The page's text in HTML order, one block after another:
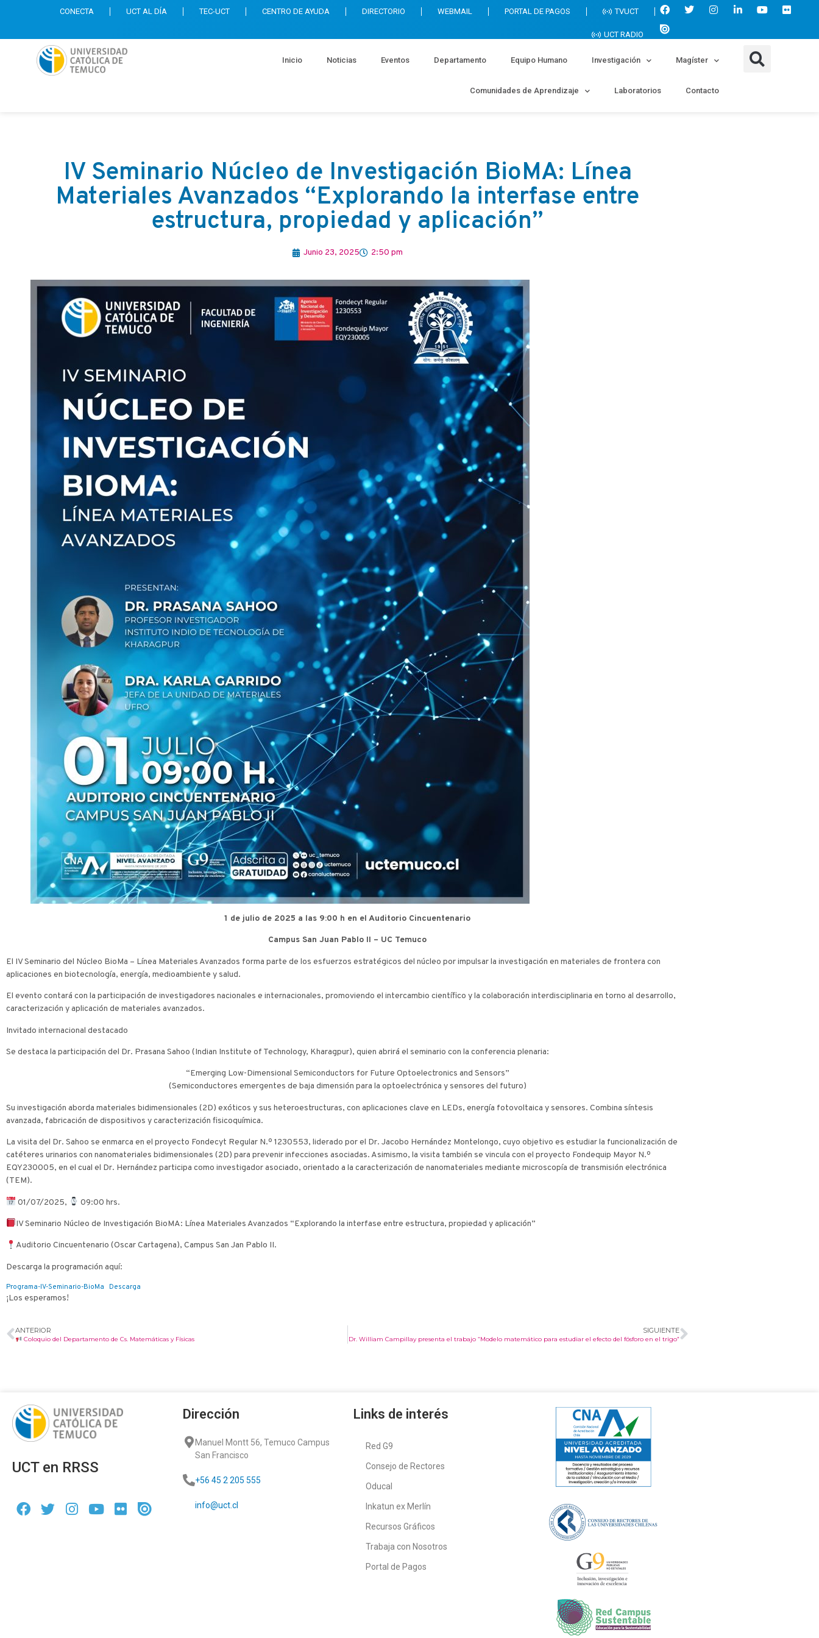
CONECTA UCT AL DÍA TEC-UCT CENTRO DE AYUDA DIRECTORIO WEBMAIL PORTAL DE PAGOS TVUCT
UCT RADIO
Inicio Noticias Eventos Departamento Equipo Humano Investigación Magíster
Comunidades de Aprendizaje Laboratorios Contacto
IV Seminario Núcleo de Investigación BioMA: Línea
Materiales Avanzados “Explorando la interfase entre
estructura, propiedad y aplicación”
Junio 23, 2025 2:50 pm
1 de julio de 2025 a las 9:00 h en el Auditorio Cincuentenario
Campus San Juan Pablo II – UC Temuco
El IV Seminario del Núcleo BioMa – Línea Materiales Avanzados forma parte de los esfuerzos estratégicos del núcleo por impulsar la investigación en materiales de frontera con
aplicaciones en biotecnología, energía, medioambiente y salud.
El evento contará con la participación de investigadores nacionales e internacionales, promoviendo el intercambio científico y la colaboración interdisciplinaria en torno al desarrollo,
caracterización y aplicación de materiales avanzados.
Invitado internacional destacado
Se destaca la participación del Dr. Prasana Sahoo (Indian Institute of Technology, Kharagpur), quien abrirá el seminario con la conferencia plenaria:
“Emerging Low-Dimensional Semiconductors for Future Optoelectronics and Sensors”
(Semiconductores emergentes de baja dimensión para la optoelectrónica y sensores del futuro)
Su investigación aborda materiales bidimensionales (2D) exóticos y sus heteroestructuras, con aplicaciones clave en LEDs, energía fotovoltaica y sensores. Combina síntesis
avanzada, fabricación de dispositivos y caracterización fisicoquímica.
La visita del Dr. Sahoo se enmarca en el proyecto Fondecyt Regular N.º 1230553, liderado por el Dr. Jacobo Hernández Montelongo, cuyo objetivo es estudiar la funcionalización de
catéteres urinarios con nanomateriales bidimensionales (2D) para prevenir infecciones asociadas. Asimismo, la visita también se vincula con el proyecto Fondequip Mayor N.º
EQY230005, en el cual el Dr. Hernández participa como investigador asociado, orientado a la caracterización de nanomateriales mediante microscopía de transmisión electrónica
(TEM).
01/07/2025, 09:00 hrs.
IV Seminario Núcleo de Investigación BioMA: Línea Materiales Avanzados “Explorando la interfase entre estructura, propiedad y aplicación”
Auditorio Cincuentenario (Oscar Cartagena), Campus San Jan Pablo II.
Descarga la programación aquí:
Programa-IV-Seminario-BioMa Descarga
¡Los esperamos!
ANTERIOR
Coloquio del Departamento de Cs. Matemáticas y Físicas
SIGUIENTE
Dr. William Campillay presenta el trabajo “Modelo matemático para estudiar el efecto del fósforo en el trigo”
UCT en RRSS
Dirección
Manuel Montt 56, Temuco Campus
San Francisco
+56 45 2 205 555
info@uct.cl
Links de interés
Red G9
Consejo de Rectores
Oducal
Inkatun ex Merlín
Recursos Gráficos
Trabaja con Nosotros
Portal de Pagos